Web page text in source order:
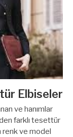
Elbiseler
ve hanımlar
farklı tesettür
renk ve model